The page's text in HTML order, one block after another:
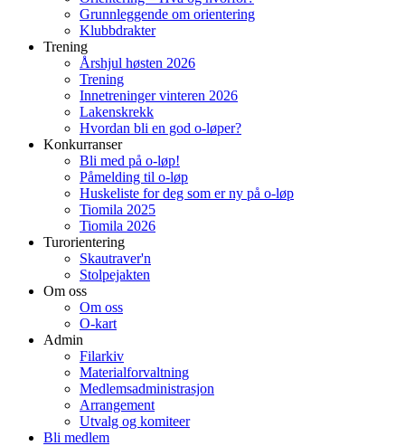
Grunnleggende om orientering
Klubbdrakter
Trening
Årshjul høsten 2026
Trening
Innetreninger vinteren 2026
Lakenskrekk
Hvordan bli en god o-løper?
Konkurranser
Bli med på o-løp!
Påmelding til o-løp
Huskeliste for deg som er ny på o-løp
Tiomila 2025
Tiomila 2026
Turorientering
Skautraver'n
Stolpejakten
Om oss
Om oss
O-kart
Admin
Filarkiv
Materialforvaltning
Medlemsadministrasjon
Arrangement
Utvalg og komiteer
Bli medlem